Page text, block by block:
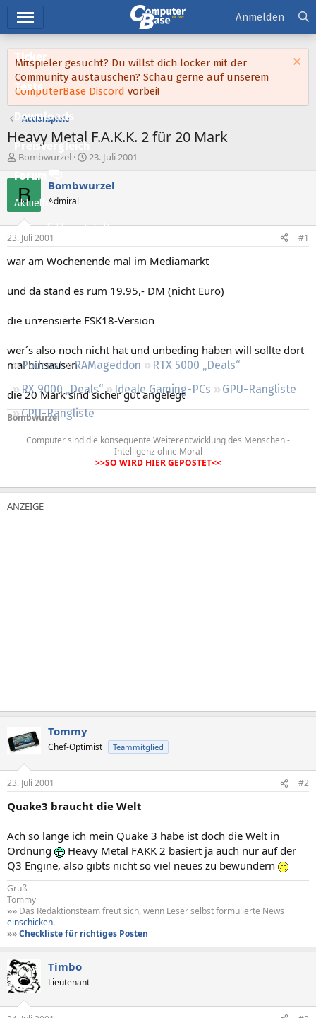
Ticker
Tests
Downloads
Preisvergleich
Forum
Aktuelles
Empfohlene Inhalte
Regeln
Podcast RAMageddon
RTX 5000 „Deals“
RX 9000 „Deals“
Ideale Gaming-PCs
GPU-Rangliste
CPU-Rangliste
Anmelden
Mitspieler gesucht? Du willst dich locker mit der
Community austauschen? Schau gerne auf unserem
ComputerBase Discord vorbei!
Actionspiele
Heavy Metal F.A.K.K. 2 für 20 Mark
E
r
s
e
e
r
Bombwurzel
E
s
t
a
23. Juli 2001
B Bombwurzel
Admiral
23. Juli 2001 #1
war am Wochenende mal im Mediamarkt
und da stand es rum 19.95,- DM (nicht Euro)
die unzensierte FSK18-Version
wer´s also noch nicht hat und unbeding haben will sollte dort
mal hinsausen
die 20 Mark sind sicher gut angelegt
Bombwurzel
Computer sind die konsequente Weiterentwicklung des Menschen -
Intelligenz ohne Moral
>>SO WIRD HIER GEPOSTET<<
Tommy
Chef-Optimist Teammitglied
23. Juli 2001 #2
Quake3 braucht die Welt
Ach so lange ich mein Quake 3 habe ist doch die Welt in
Ordnung
Heavy Metal FAKK 2 basiert ja auch nur auf der
Q3 Engine, also gibts nicht so viel neues zu bewundern
Gruß
Tommy
»» Das Redaktionsteam freut sich, wenn Leser selbst formulierte News
einschicken.
»»Checkliste für richtiges Posten
Timbo
Lieutenant